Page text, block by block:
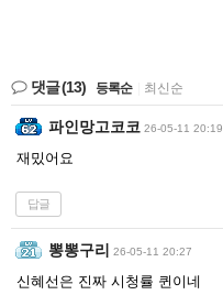
댓글(13) 등록순 최신순
파인망고코코 26-05-11 20:19
재밌어요
답글
뽕뽕구리 26-05-11 20:27
신혜선은 진짜 시청률 퀸이네